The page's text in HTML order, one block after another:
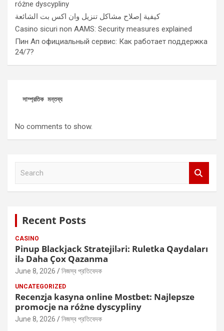
różne dyscypliny
كيفية إصلاح مشاكل تنزيل وان اكس بت الشائعة
Casino sicuri non AAMS: Security measures explained
Пин Ап официальный сервис: Как работает поддержка
24/7?
সাম্প্রতিক মন্তব্য
No comments to show.
Recent Posts
CASINO
Pinup Blackjack Stratejiləri: Ruletka Qaydaları
ilə Daha Çox Qazanma
June 8, 2026 নিজস্ব প্রতিবেদক
UNCATEGORIZED
Recenzja kasyna online Mostbet: Najlepsze
promocje na różne dyscypliny
June 8, 2026 নিজস্ব প্রতিবেদক